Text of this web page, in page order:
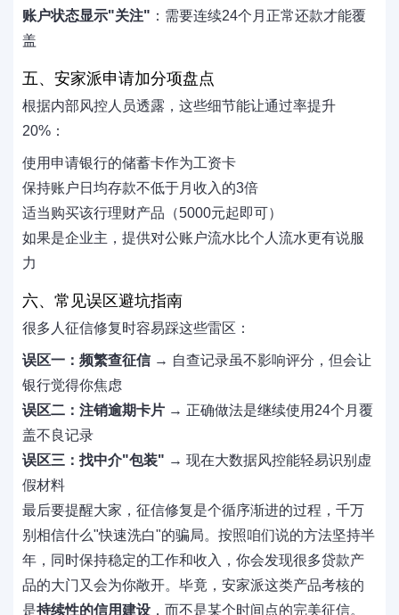
账户状态显示"关注" ：需要连续24个月正常还款才能覆
盖
五、安家派申请加分项盘点
根据内部风控人员透露，这些细节能让通过率提升
20%：
使用申请银行的储蓄卡作为工资卡
保持账户日均存款不低于月收入的3倍
适当购买该行理财产品（5000元起即可）
如果是企业主，提供对公账户流水比个人流水更有说服
力
六、常见误区避坑指南
很多人征信修复时容易踩这些雷区：
误区一：频繁查征信→ 自查记录虽不影响评分，但会让
银行觉得你焦虑
误区二：注销逾期卡片 → 正确做法是继续使用24个月覆
盖不良记录
误区三：找中介"包装" → 现在大数据风控能轻易识别虚
假材料
最后要提醒大家，征信修复是个循序渐进的过程，千万
别相信什么"快速洗白"的骗局。按照咱们说的方法坚持半
年，同时保持稳定的工作和收入，你会发现很多贷款产
品的大门又会为你敞开。毕竟，安家派这类产品考核的
是持续性的信用建设 ，而不是某个时间点的完美征信。